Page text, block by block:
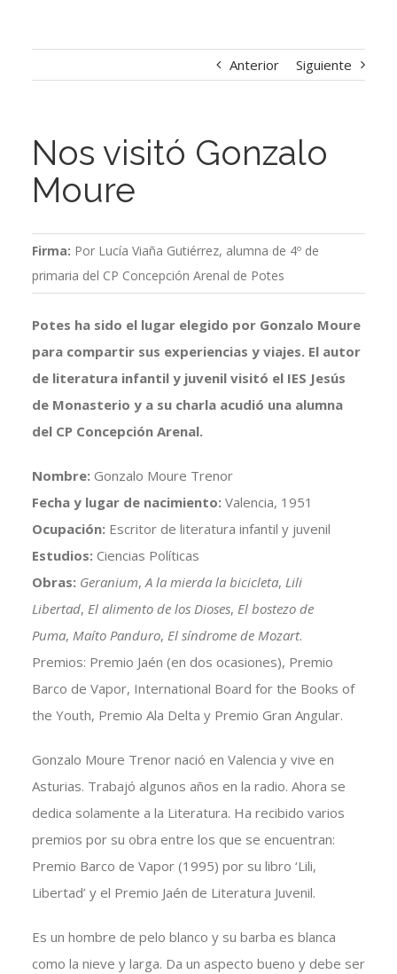
Anterior Siguiente
Nos visitó Gonzalo
Moure
Firma: Por Lucía Viaña Gutiérrez, alumna de 4º de
primaria del CP Concepción Arenal de Potes
Potes ha sido el lugar elegido por Gonzalo Moure
para compartir sus experiencias y viajes. El autor
de literatura infantil y juvenil visitó el IES Jesús
de Monasterio y a su charla acudió una alumna
del CP Concepción Arenal.
Nombre: Gonzalo Moure Trenor
Fecha y lugar de nacimiento: Valencia, 1951
Ocupación: Escritor de literatura infantil y juvenil
Estudios: Ciencias Políticas
Obras: Geranium,A la mierda la bicicleta, Lili
Libertad, El alimento de los Dioses, El bostezo de
Puma, Maíto Panduro, El síndrome de Mozart.
Premios: Premio Jaén (en dos ocasiones), Premio
Barco de Vapor, International Board for the Books of
the Youth, Premio Ala Delta y Premio Gran Angular.
Gonzalo Moure Trenor nació en Valencia y vive en
Asturias. Trabajó algunos años en la radio. Ahora se
dedica solamente a la Literatura. Ha recibido varios
premios por su obra entre los que se encuentran:
Premio Barco de Vapor (1995) por su libro ‘Lili,
Libertad’ y el Premio Jaén de Literatura Juvenil.
Es un hombre de pelo blanco y su barba es blanca
como la nieve y larga. Da un aspecto bueno y debe ser